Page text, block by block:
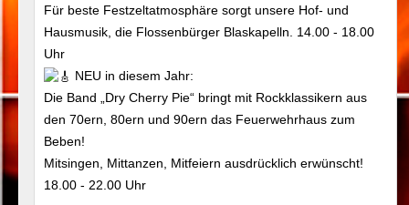
Für beste Festzeltatmosphäre sorgt unsere Hof- und
Hausmusik, die Flossenbürger Blaskapelln. 14.00 - 18.00
Uhr
NEU in diesem Jahr:
Die Band „Dry Cherry Pie“ bringt mit Rockklassikern aus
den 70ern, 80ern und 90ern das Feuerwehrhaus zum
Beben!
Mitsingen, Mittanzen, Mitfeiern ausdrücklich erwünscht!
18.00 - 22.00 Uhr